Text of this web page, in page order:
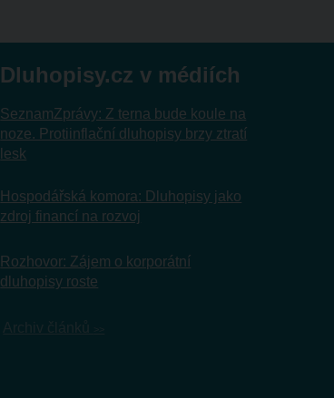
Dluhopisy.cz v médiích
SeznamZprávy: Z terna bude koule na
noze. Protiinflační dluhopisy brzy ztratí
lesk
Hospodářská komora: Dluhopisy jako
zdroj financí na rozvoj
Rozhovor: Zájem o korporátní
dluhopisy roste